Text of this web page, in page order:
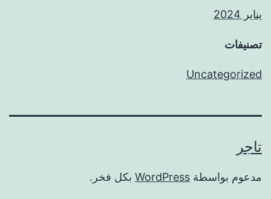
يناير 2024
تصنيفات
Uncategorized
تاجر
مدعوم بواسطة WordPress بكل فخر.